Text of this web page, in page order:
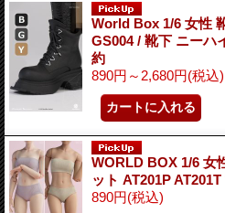
World Box 1/6 女性
GS004 / 靴下 ニーハ
約
890円～2,680円(税込)
WORLD BOX 1/6 女
ット AT201P
890円(税込)